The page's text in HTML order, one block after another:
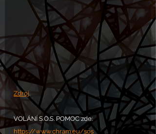
Zdroj.
VOLÁNÍ S.O.S. POMOC zde:
https://www.chram.eu/sos